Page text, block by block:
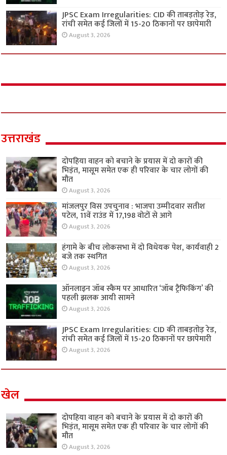
JPSC Exam Irregularities: CID की ताबड़तोड़ रेड,
रांची समेत कई जिलों में 15-20 ठिकानों पर छापेमारी
August 3, 2026
उत्तराखंड
दोपहिया वाहन को बचाने के प्रयास में दो कारों की
भिड़ंत, मासूम समेत एक ही परिवार के चार लोगों की
मौत
August 3, 2026
मांजलपुर विस उपचुनाव : भाजपा उम्मीदवार सतीश
पटेल, 11वें राउंड में 17,198 वोटों से आगे
August 3, 2026
हंगामे के बीच लोकसभा में दो विधेयक पेश, कार्यवाही 2
बजे तक स्थगित
August 3, 2026
ऑनलाइन जॉब स्कैम पर आधारित ‘जॉब ट्रैफिकिंग’ की
पहली झलक आयी सामने
August 3, 2026
JPSC Exam Irregularities: CID की ताबड़तोड़ रेड,
रांची समेत कई जिलों में 15-20 ठिकानों पर छापेमारी
August 3, 2026
खेल
दोपहिया वाहन को बचाने के प्रयास में दो कारों की
भिड़ंत, मासूम समेत एक ही परिवार के चार लोगों की
मौत
August 3, 2026